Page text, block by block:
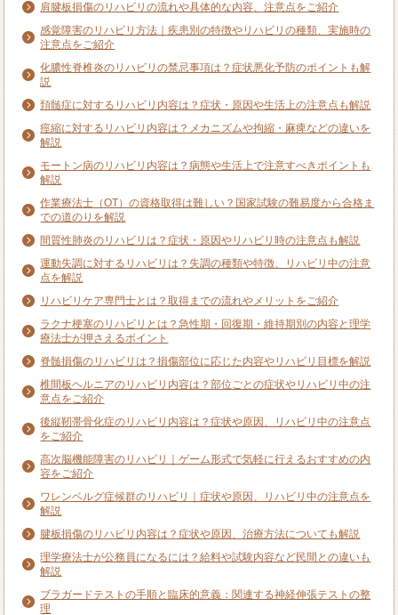
肩腱板損傷のリハビリの流れや具体的な内容、注意点をご紹介
感覚障害のリハビリ方法｜疾患別の特徴やリハビリの種類、実施時の
注意点をご紹介
化膿性脊椎炎のリハビリの禁忌事項は？症状悪化予防のポイントも解
説
頚髄症に対するリハビリ内容は？症状・原因や生活上の注意点も解説
痙縮に対するリハビリ内容は？メカニズムや拘縮・麻痺などの違いを
解説
モートン病のリハビリ内容は？病態や生活上で注意すべきポイントも
解説
作業療法士（OT）の資格取得は難しい？国家試験の難易度から合格ま
での道のりを解説
間質性肺炎のリハビリは？症状・原因やリハビリ時の注意点も解説
運動失調に対するリハビリは？失調の種類や特徴、リハビリ中の注意
点を解説
リハビリケア専門士とは？取得までの流れやメリットをご紹介
ラクナ梗塞のリハビリとは？急性期・回復期・維持期別の内容と理学
療法士が押さえるポイント
脊髄損傷のリハビリは？損傷部位に応じた内容やリハビリ目標を解説
椎間板ヘルニアのリハビリ内容は？部位ごとの症状やリハビリ中の注
意点をご紹介
後縦靭帯骨化症のリハビリ内容は？症状や原因、リハビリ中の注意点
をご紹介
高次脳機能障害のリハビリ｜ゲーム形式で気軽に行えるおすすめの内
容をご紹介
ワレンベルグ症候群のリハビリ｜症状や原因、リハビリ中の注意点を
解説
腱板損傷のリハビリ内容は？症状や原因、治療方法についても解説
理学療法士が公務員になるには？給料や試験内容など民間との違いも
解説
ブラガードテストの手順と臨床的意義：関連する神経伸張テストの整
理